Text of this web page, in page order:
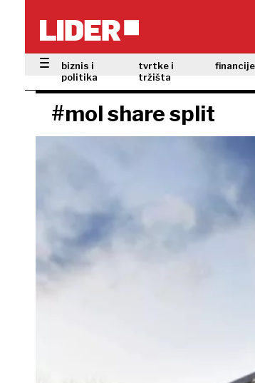
biznis i
politika
tvrtke i
tržišta
financije
#mol share split